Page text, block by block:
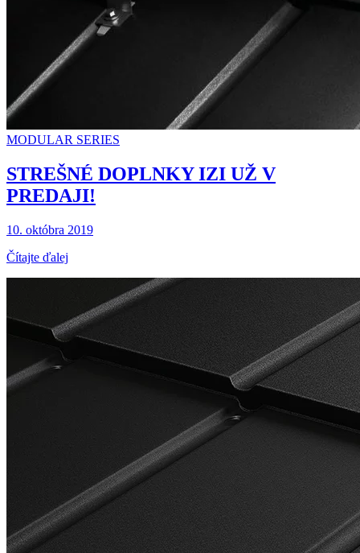
MODULAR SERIES
STREŠNÉ DOPLNKY IZI UŽ V
PREDAJI!
10. októbra 2019
Čítajte ďalej